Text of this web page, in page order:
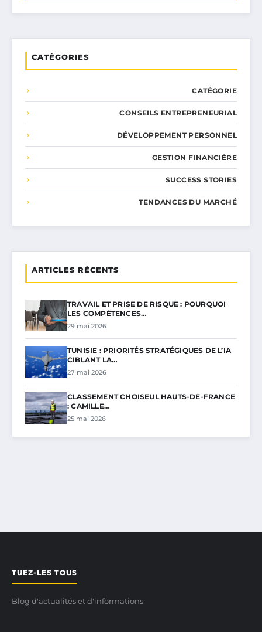
CATÉGORIES
CATÉGORIE
CONSEILS ENTREPRENEURIAL
DÉVELOPPEMENT PERSONNEL
GESTION FINANCIÈRE
SUCCESS STORIES
TENDANCES DU MARCHÉ
ARTICLES RÉCENTS
TRAVAIL ET PRISE DE RISQUE : POURQUOI
LES COMPÉTENCES…
29 mai 2026
TUNISIE : PRIORITÉS STRATÉGIQUES DE L’IA
CIBLANT LA…
27 mai 2026
CLASSEMENT CHOISEUL HAUTS-DE-FRANCE
: CAMILLE…
25 mai 2026
TUEZ-LES TOUS
Blog d'actualités et d'informations